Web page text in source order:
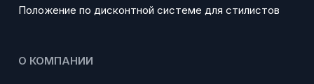
Положение по дисконтной системе для стилистов
О КОМПАНИИ